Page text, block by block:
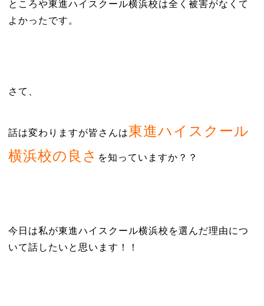
ところや東進ハイスクール横浜校は全く被害がなくて
よかったです。
さて、
話は変わりますが皆さんは東進ハイスクール
横浜校の良さ を知っていますか？？
今日は私が東進ハイスクール横浜校を選んだ理由につ
いて話したいと思います！！